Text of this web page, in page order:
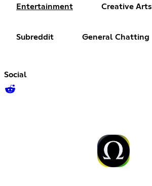
Entertainment Creative Arts
Subreddit General Chatting
Social